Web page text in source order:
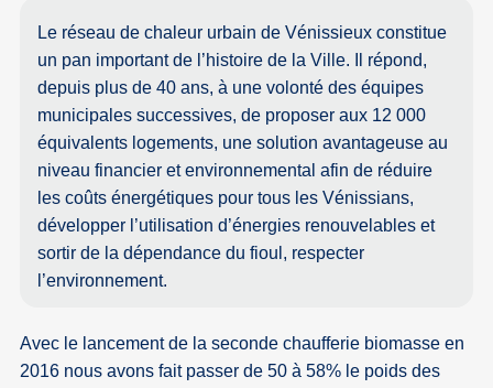
Le réseau de chaleur urbain de Vénissieux constitue
un pan important de l’histoire de la Ville. Il répond,
depuis plus de 40 ans, à une volonté des équipes
municipales successives, de proposer aux 12 000
équivalents logements, une solution avantageuse au
niveau financier et environnemental afin de réduire
les coûts énergétiques pour tous les Vénissians,
développer l’utilisation d’énergies renouvelables et
sortir de la dépendance du fioul, respecter
l’environnement.
Avec le lancement de la seconde chaufferie biomasse en
2016 nous avons fait passer de 50 à 58% le poids des